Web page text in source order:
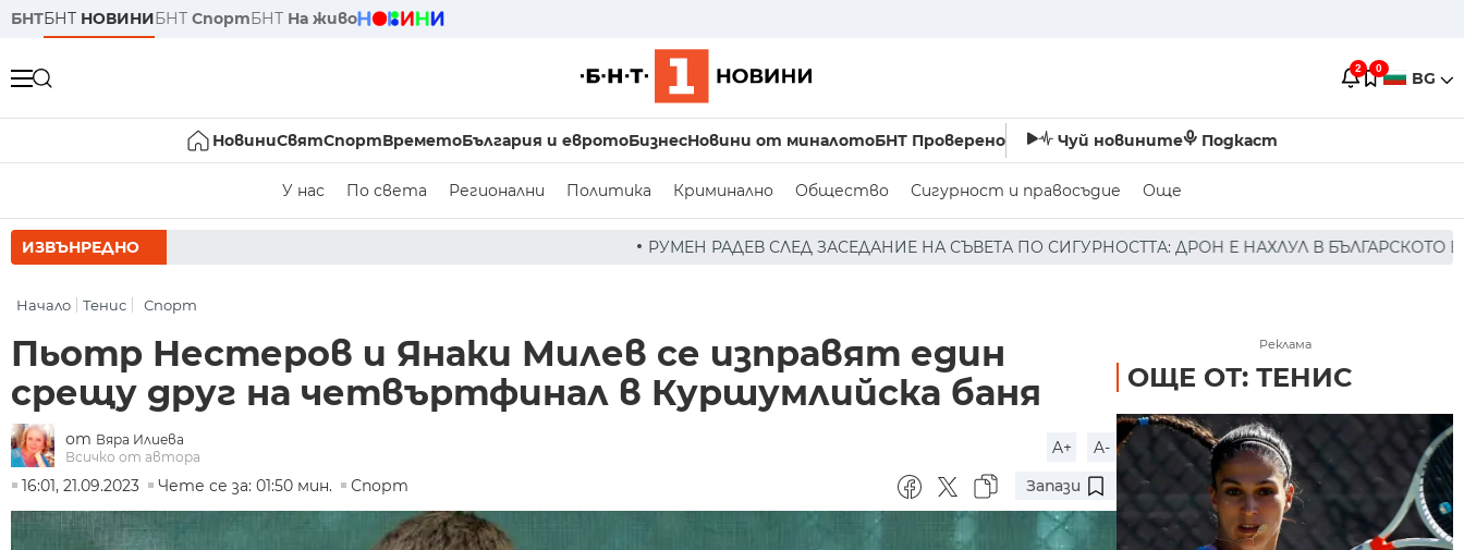
БНТБНТ НОВИНИБНТ СпортБНТ На живо
2 0 BG
НовиниСвятСпортВреметоБългария и евротоБизнесНовини от миналотоБНТ Проверено Чуй новините Подкаст
У нас По света Регионални Политика Криминално Общество Сигурност и правосъдие Още
ИЗВЪНРЕДНО РУМЕН РАДЕВ СЛЕД ЗАСЕДАНИЕ НА СЪВЕТА ПО СИГУРНОСТТА: ДРОН Е НАХЛУЛ В БЪЛГАРСКОТО ВЪЗДУШНО
Начало Тенис Спорт
Пьотр Нестеров и Янаки Милев се изправят един
срещу друг на четвъртфинал в Куршумлийска баня
от Вяра Илиева
Всичко от автора
A+
A-
16:01, 21.09.2023
Чете се за: 01:50 мин. Спорт Запази
Реклама
ОЩЕ ОТ: ТЕНИС